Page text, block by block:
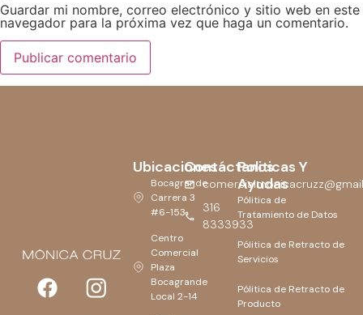
Guardar mi nombre, correo electrónico y sitio web en este
navegador para la próxima vez que haga un comentario.
Contáctanos
316
8333933
Ubicaciones
Bocagrande
Carrera 3
#6-153
Centro
Comercial
Plaza
Bocagrande
Local 2-14
Politicas Y
Ayudas
Pólitica de
Tratamiento de Datos
Pólitica de Retracto de
Servicios
Pólitica de Retracto de
Producto